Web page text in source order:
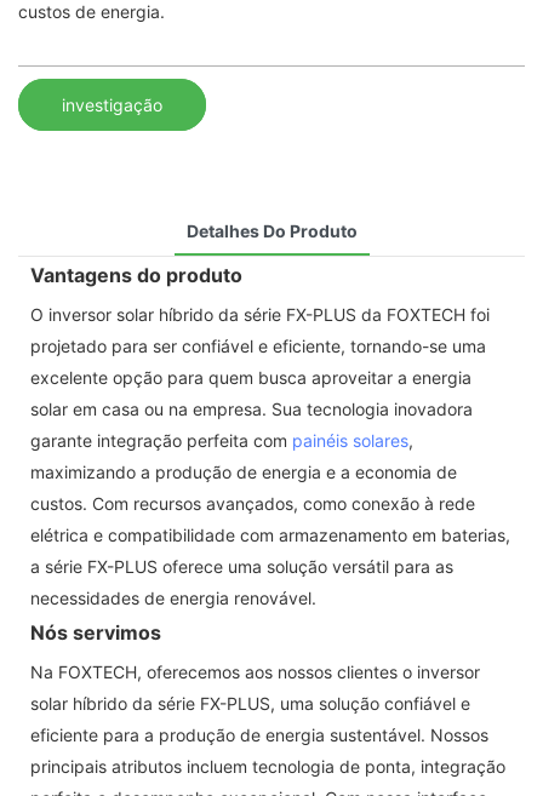
custos de energia.
investigação
Detalhes Do Produto
Vantagens do produto
O inversor solar híbrido da série FX-PLUS da FOXTECH foi
projetado para ser confiável e eficiente, tornando-se uma
excelente opção para quem busca aproveitar a energia
solar em casa ou na empresa. Sua tecnologia inovadora
garante integração perfeita com painéis solares,
maximizando a produção de energia e a economia de
custos. Com recursos avançados, como conexão à rede
elétrica e compatibilidade com armazenamento em baterias,
a série FX-PLUS oferece uma solução versátil para as
necessidades de energia renovável.
Nós servimos
Na FOXTECH, oferecemos aos nossos clientes o inversor
solar híbrido da série FX-PLUS, uma solução confiável e
eficiente para a produção de energia sustentável. Nossos
principais atributos incluem tecnologia de ponta, integração